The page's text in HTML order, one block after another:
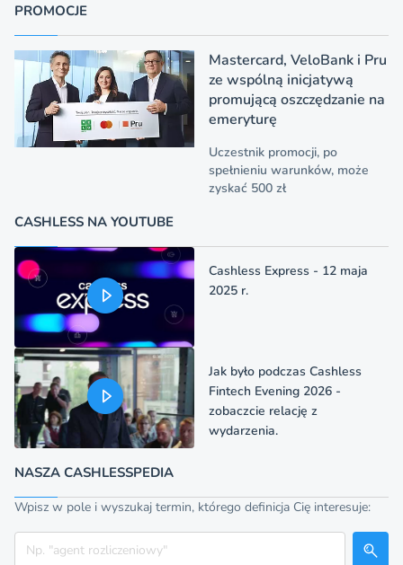
PROMOCJE
Mastercard, VeloBank i Pru
ze wspólną inicjatywą
promującą oszczędzanie na
emeryturę
Uczestnik promocji, po
spełnieniu warunków, może
zyskać 500 zł
CASHLESS NA YOUTUBE
Cashless Express - 12 maja
2025 r.
Jak było podczas Cashless
Fintech Evening 2026 -
zobaczcie relację z
wydarzenia.
NASZA CASHLESSPEDIA
Wpisz w pole i wyszukaj termin, którego definicja Cię interesuje:
Szukaj